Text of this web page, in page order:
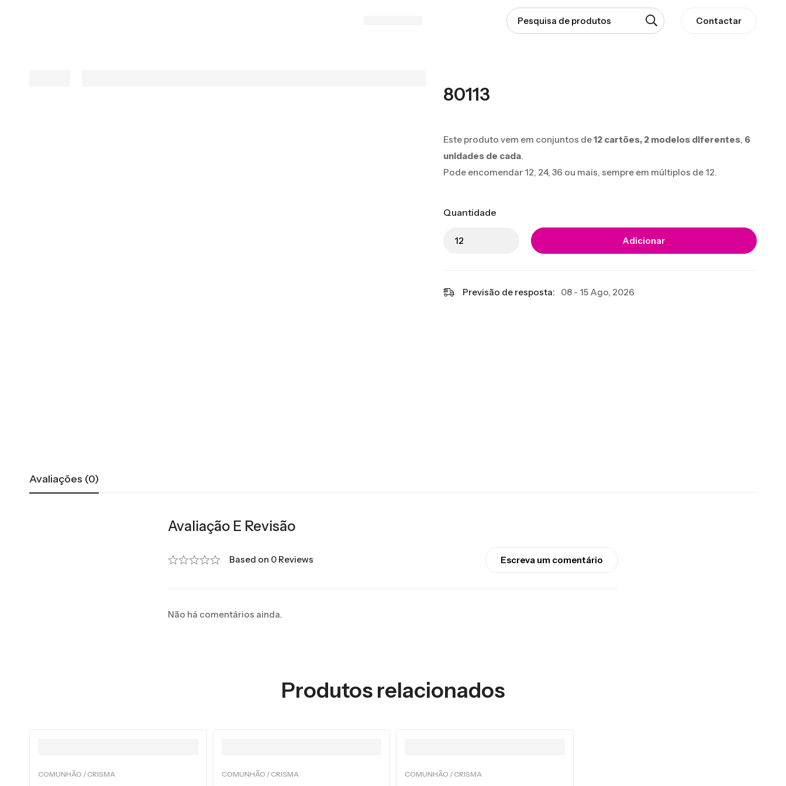
Contactar
80113
Este produto vem em conjuntos de12 cartões, 2 modelos diferentes, 6
unidades de cada.
Pode encomendar 12, 24, 36 ou mais, sempre em múltiplos de 12.
Quantidade
Adicionar
Previsão de resposta: 08 - 15 Ago, 2026
Avaliações (0)
Avaliação E Revisão
Based on 0 Reviews Escreva um comentário
Não há comentários ainda.
Produtos relacionados
COMUNHÃO / CRISMA COMUNHÃO / CRISMA COMUNHÃO / CRISMA